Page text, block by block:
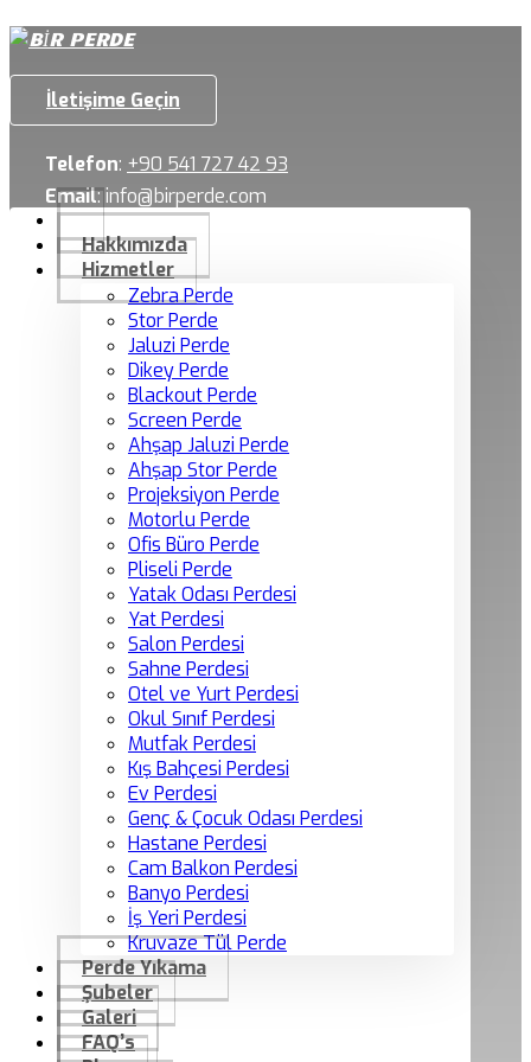
İletişime Geçin
Telefon: +90 541 727 42 93
Email:info@birperde.com
Hakkımızda
Hizmetler
Zebra Perde
Stor Perde
Jaluzi Perde
Dikey Perde
Blackout Perde
Screen Perde
Ahşap Jaluzi Perde
Ahşap Stor Perde
Projeksiyon Perde
Motorlu Perde
Ofis Büro Perde
Pliseli Perde
Yatak Odası Perdesi
Yat Perdesi
Salon Perdesi
Sahne Perdesi
Otel ve Yurt Perdesi
Okul Sınıf Perdesi
Mutfak Perdesi
Kış Bahçesi Perdesi
Ev Perdesi
Genç & Çocuk Odası Perdesi
Hastane Perdesi
Cam Balkon Perdesi
Banyo Perdesi
İş Yeri Perdesi
Kruvaze Tül Perde
Perde Yıkama
Şubeler
Galeri
FAQ’s